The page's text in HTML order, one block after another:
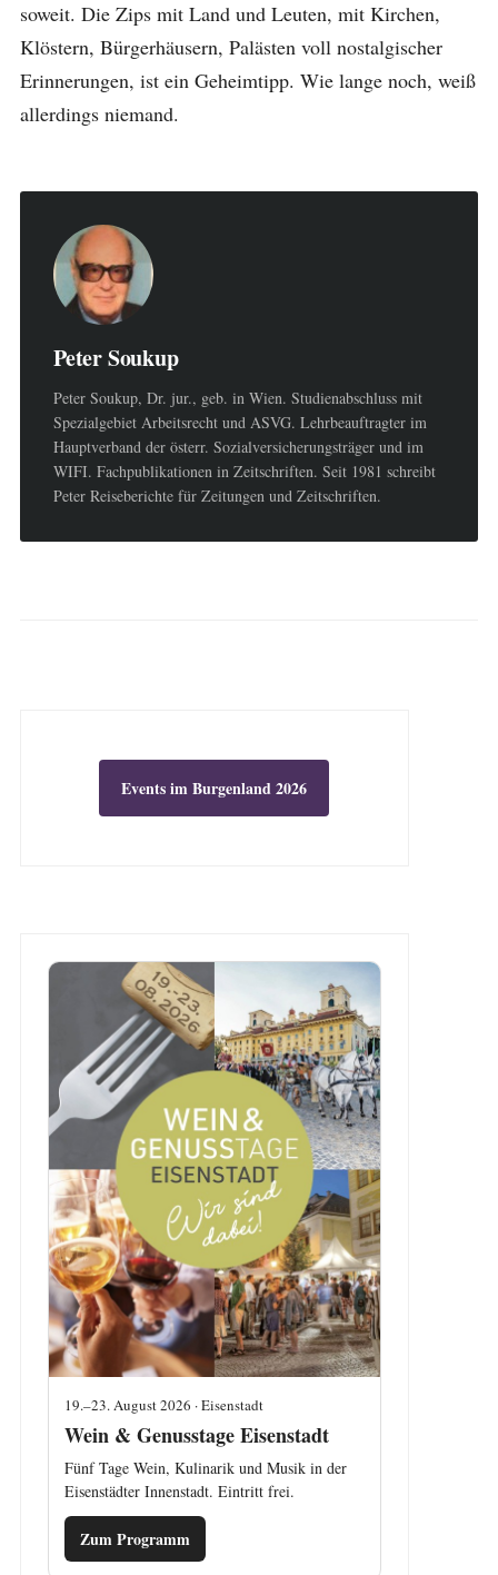
soweit. Die Zips mit Land und Leuten, mit Kirchen,
Klöstern, Bürgerhäusern, Palästen voll nostalgischer
Erinnerungen, ist ein Geheimtipp. Wie lange noch, weiß
allerdings niemand.
Peter Soukup
Peter Soukup, Dr. jur., geb. in Wien. Studienabschluss mit
Spezialgebiet Arbeitsrecht und ASVG. Lehrbeauftragter im
Hauptverband der österr. Sozialversicherungsträger und im
WIFI. Fachpublikationen in Zeitschriften. Seit 1981 schreibt
Peter Reiseberichte für Zeitungen und Zeitschriften.
Events im Burgenland 2026
19.–23. August 2026 · Eisenstadt
Wein & Genusstage Eisenstadt
Fünf Tage Wein, Kulinarik und Musik in der
Eisenstädter Innenstadt. Eintritt frei.
Zum Programm